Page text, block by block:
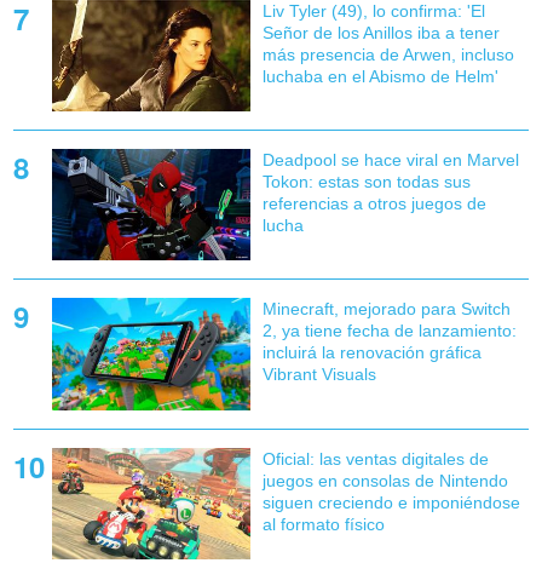
Liv Tyler (49), lo confirma: 'El
Señor de los Anillos iba a tener
más presencia de Arwen, incluso
luchaba en el Abismo de Helm'
Deadpool se hace viral en Marvel
Tokon: estas son todas sus
referencias a otros juegos de
lucha
Minecraft, mejorado para Switch
2, ya tiene fecha de lanzamiento:
incluirá la renovación gráfica
Vibrant Visuals
Oficial: las ventas digitales de
juegos en consolas de Nintendo
siguen creciendo e imponiéndose
al formato físico